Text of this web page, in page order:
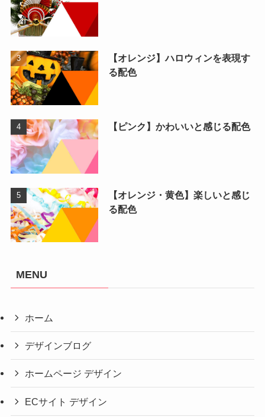
【オレンジ】ハロウィンを表現す
る配色
【ピンク】かわいいと感じる配色
【オレンジ・黄色】楽しいと感じ
る配色
MENU
ホーム
デザインブログ
ホームページ デザイン
ECサイト デザイン